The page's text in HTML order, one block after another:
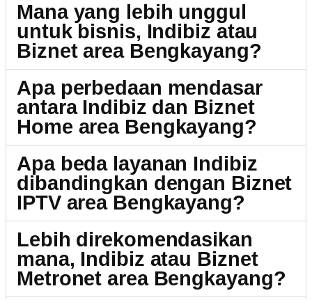
Mana yang lebih unggul
untuk bisnis, Indibiz atau
Biznet area Bengkayang?
Apa perbedaan mendasar
antara Indibiz dan Biznet
Home area Bengkayang?
Apa beda layanan Indibiz
dibandingkan dengan Biznet
IPTV area Bengkayang?
Lebih direkomendasikan
mana, Indibiz atau Biznet
Metronet area Bengkayang?